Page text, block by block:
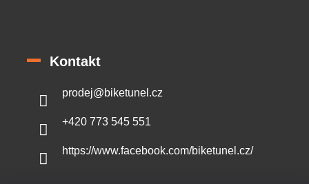
Kontakt
prodej@biketunel.cz
+420 773 545 551
https://www.facebook.com/biketunel.cz/